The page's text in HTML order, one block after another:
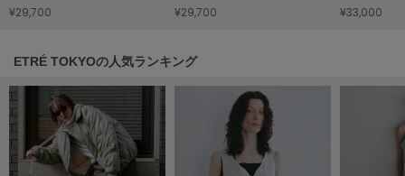
GELATO PIQUE CAT&DOG
ジェラート ピケ スリープ
GRAMICCI
グラミチ
¥29,700 ¥29,700 ¥33,000
ETRÉ TOKYOの人気ランキング